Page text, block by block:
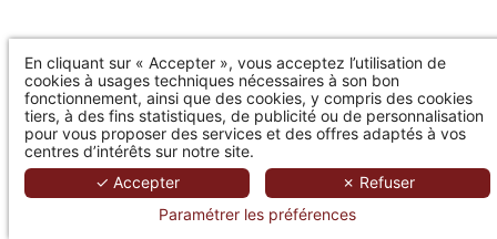
En cliquant sur « Accepter », vous acceptez l’utilisation de
cookies à usages techniques nécessaires à son bon
fonctionnement, ainsi que des cookies, y compris des cookies
tiers, à des fins statistiques, de publicité ou de personnalisation
pour vous proposer des services et des offres adaptés à vos
centres d’intérêts sur notre site.
✓ Accepter
✗ Refuser
Paramétrer les préférences